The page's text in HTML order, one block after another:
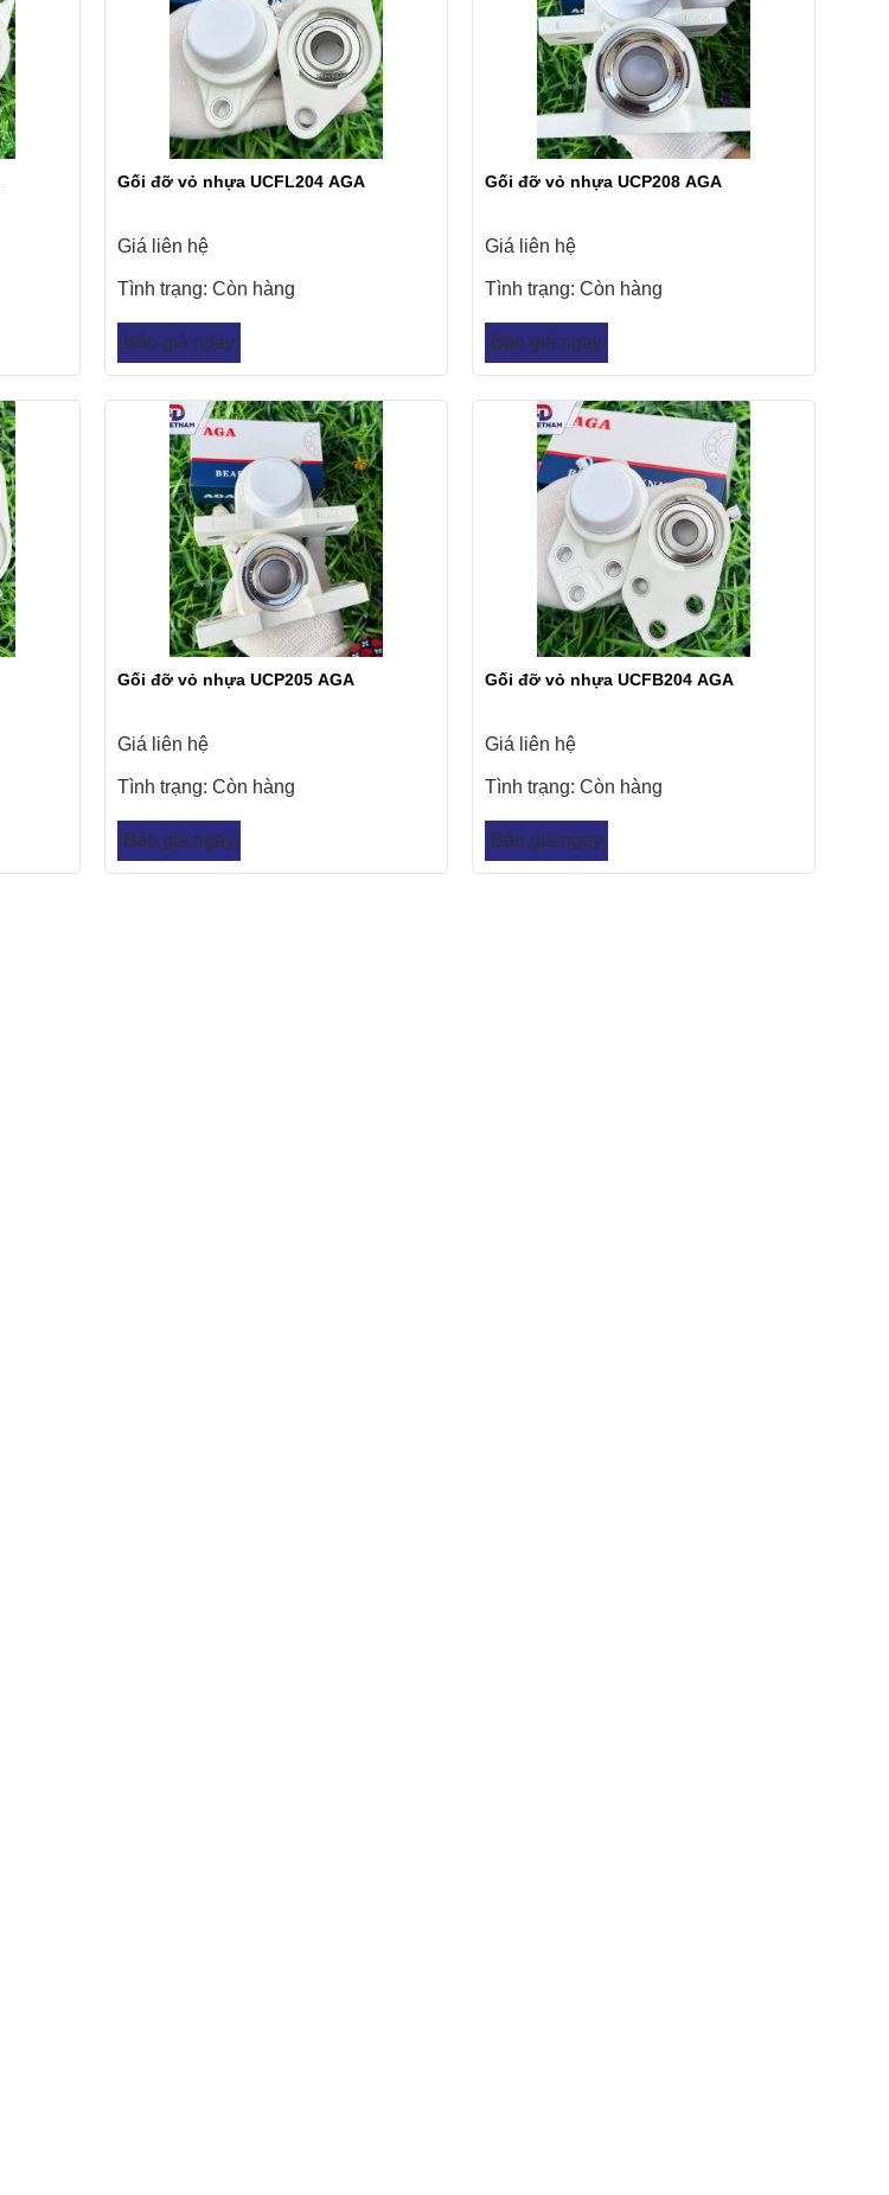
Gối đỡ vỏ nhựa UCFL204 AGA
Giá liên hệ
Tình trạng: Còn hàng
Báo giá ngay
Gối đỡ vỏ nhựa UCP208 AGA
Giá liên hệ
Tình trạng: Còn hàng
Báo giá ngay
Gối đỡ vỏ nhựa UCP205 AGA
Giá liên hệ
Tình trạng: Còn hàng
Báo giá ngay
Gối đỡ vỏ nhựa UCFB204 AGA
Giá liên hệ
Tình trạng: Còn hàng
Báo giá ngay